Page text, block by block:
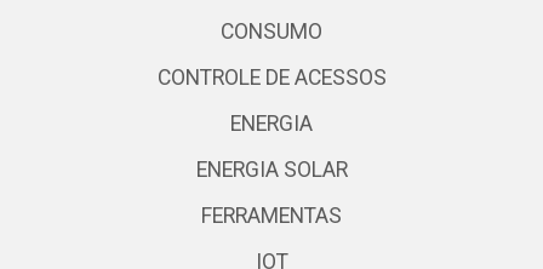
CONSUMO
CONTROLE DE ACESSOS
ENERGIA
ENERGIA SOLAR
FERRAMENTAS
IOT